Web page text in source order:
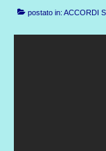
SOSTIENICI
postato in: ACCORDI